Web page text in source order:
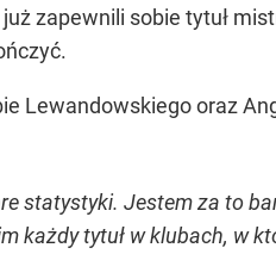
zapewnili sobie tytuł
Lewandowskiego oraz
statystyki. Jestem za to
każdy tytuł w klubach, w